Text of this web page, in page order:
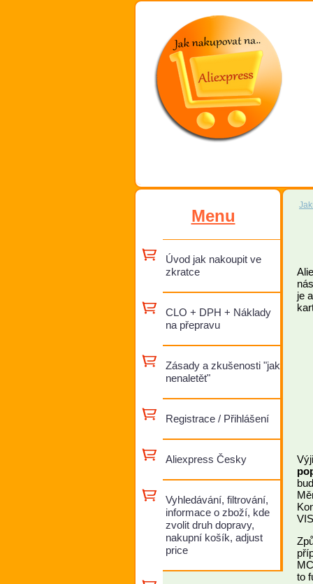
Menu
Úvod jak nakoupit ve
zkratce
CLO + DPH + Náklady
na přepravu
Zásady a zkušenosti "jak
nenaletět"
Registrace / Přihlášení
Aliexpress Česky
Vyhledávání, filtrování,
informace o zboží, kde
zvolit druh dopravy,
nakupní košík, adjust
price
je
to